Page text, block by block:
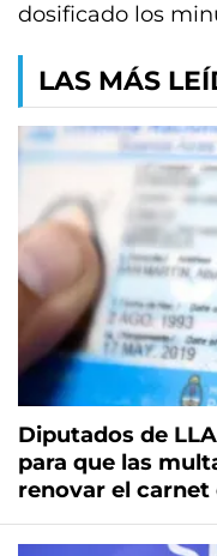
dosificado los
LAS MÁS
Diputados de
para que las
renovar el